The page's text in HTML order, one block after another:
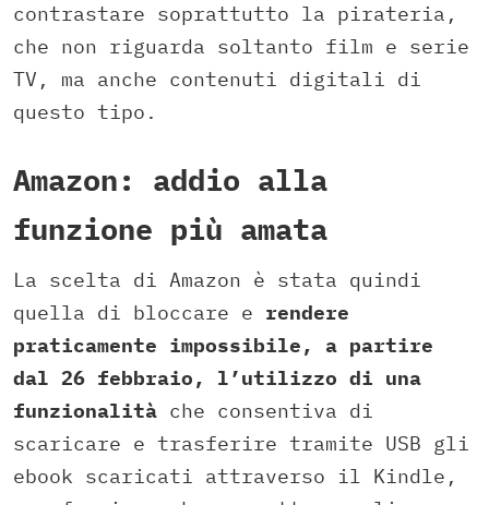
contrastare soprattutto la pirateria,
che non riguarda soltanto film e serie
TV, ma anche contenuti digitali di
questo tipo.
Amazon: addio alla
funzione più amata
La scelta di Amazon è stata quindi
quella di bloccare e rendere
praticamente impossibile, a partire
dal 26 febbraio, l’utilizzo di una
funzionalità che consentiva di
scaricare e trasferire tramite USB gli
ebook scaricati attraverso il Kindle,